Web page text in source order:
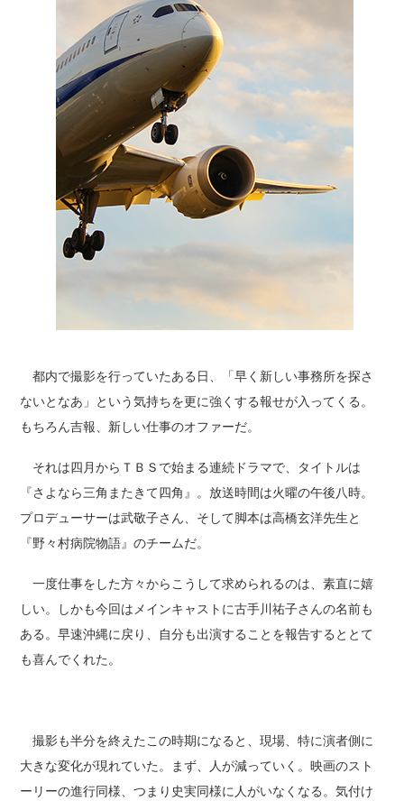
都内で撮影を行っていたある日、「早く新しい事務所を探さ
ないとなあ」という気持ちを更に強くする報せが入ってくる。
もちろん吉報、新しい仕事のオファーだ。
それは四月からＴＢＳで始まる連続ドラマで、タイトルは
『さよなら三角またきて四角』。放送時間は火曜の午後八時。
プロデューサーは武敬子さん、そして脚本は高橋玄洋先生と
『野々村病院物語』のチームだ。
一度仕事をした方々からこうして求められるのは、素直に嬉
しい。しかも今回はメインキャストに古手川祐子さんの名前も
ある。早速沖縄に戻り、自分も出演することを報告するととて
も喜んでくれた。
撮影も半分を終えたこの時期になると、現場、特に演者側に
大きな変化が現れていた。まず、人が減っていく。映画のスト
ーリーの進行同様、つまり史実同様に人がいなくなる。気付け